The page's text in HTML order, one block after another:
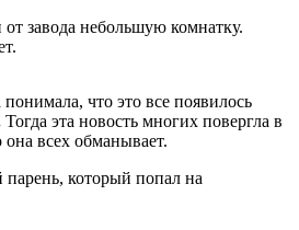
завода небольшую комнатку.
что это все появилось
Тогда эта новость многих повергла в
всех обманывает.
парень, который попал на